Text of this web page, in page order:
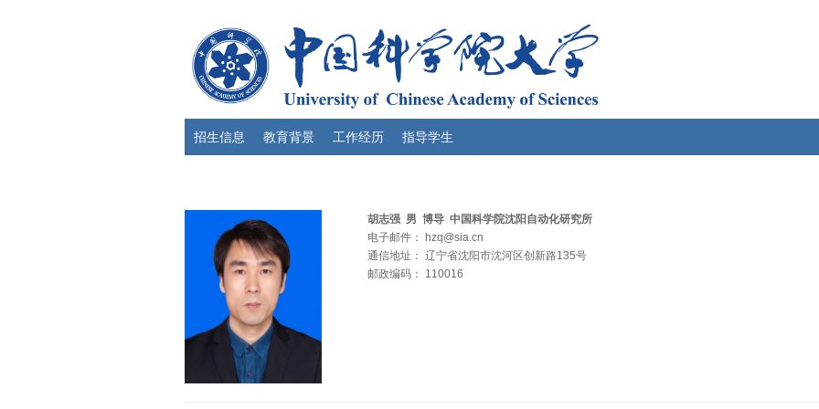
招生信息 教育背景 工作经历 指导学生
胡志强 男 博导 中国科学院沈阳自动化研究所
电子邮件： hzq@sia.cn
通信地址： 辽宁省沈阳市沈河区创新路135号
邮政编码： 110016